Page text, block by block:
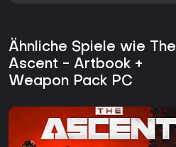
Ähnliche Spiele wie The
Ascent - Artbook +
Weapon Pack PC